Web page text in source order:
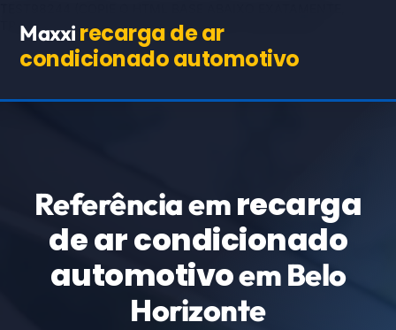
TROCANDO APENAS OS TEXTOS E URLs INDICADOS)
Maxxi recarga de ar
condicionado automotivo
Referência emrecarga
de ar condicionado
automotivoem Belo
Horizonte